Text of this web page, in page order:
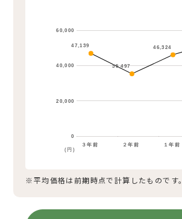
３年前 ２年前 １年前
0
20,000
40,000
60,000
47,139
35,497
46,324
(円)
※平均価格は前期時点で計算したものです。